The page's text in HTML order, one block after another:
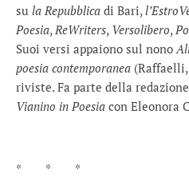
su la Repubblica di Bari,
Poesia, ReWriters, Versolibero,
Suoi versi appaiono sul nono
poesia contemporanea
riviste. Fa parte della
Vianino in Poesia con Eleonora
* * *